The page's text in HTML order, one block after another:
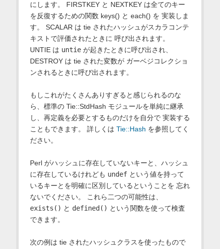
にします。 FIRSTKEY と NEXTKEY は全てのキー
を反復するための関数 keys() と each() を 実装しま
す。 SCALAR は tie されたハッシュがスカラコンテ
キストで評価されたときに 呼び出されます。
UNTIE は untieが起きたときに呼び出され、
DESTROY は tie された変数が ガーベジコレクショ
ンされるときに呼び出されます。
もしこれがたくさんありすぎると感じられるのな
ら、標準の Tie::StdHash モジュールを単純に継承
し、再定義を必要とするものだけを自分で 実装する
こともできます。 詳しくは Tie::Hash を参照してく
ださい。
Perl がハッシュに存在していないキーと、ハッシュ
に存在しているけれども undefという値を持って
いるキーとを明確に区別しているということを 忘れ
ないでください。 これら二つの可能性は、
exists() と defined() という関数を使って検査
できます。
次の例は tie されたハッシュクラスを使ったもので